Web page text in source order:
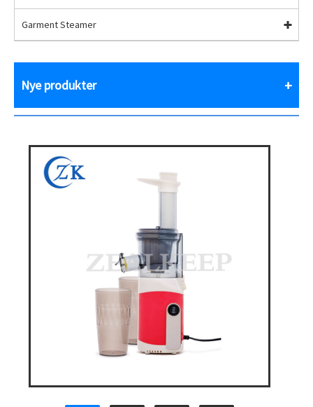
Garment Steamer
Nye produkter